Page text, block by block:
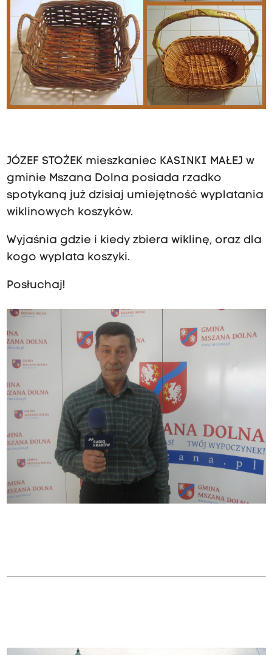
JÓZEF STOŻEK mieszkaniec KASINKI MAŁEJ w
gminie Mszana Dolna posiada rzadko
spotykaną już dzisiaj umiejętność wyplatania
wiklinowych koszyków.
Wyjaśnia gdzie i kiedy zbiera wiklinę, oraz dla
kogo wyplata koszyki.
Posłuchaj!